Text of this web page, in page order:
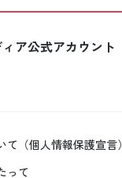
ア公式アカウント
（個人情報保護宣言）
って